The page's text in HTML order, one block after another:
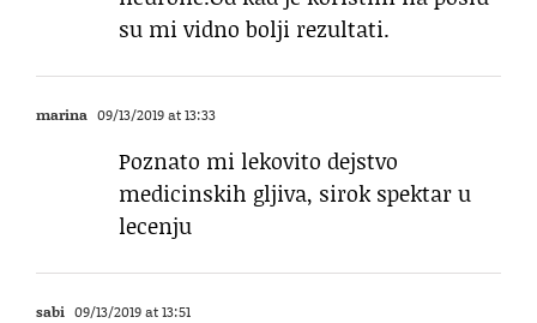
su mi vidno bolji rezultati.
marina 09/13/2019 at 13:33
Poznato mi lekovito dejstvo
medicinskih gljiva, sirok spektar u
lecenju
sabi 09/13/2019 at 13:51